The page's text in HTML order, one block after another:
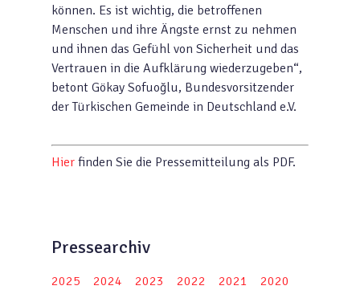
können. Es ist wichtig, die betroffenen
Menschen und ihre Ängste ernst zu nehmen
und ihnen das Gefühl von Sicherheit und das
Vertrauen in die Aufklärung wiederzugeben“,
betont Gökay Sofuoğlu, Bundesvorsitzender
der Türkischen Gemeinde in Deutschland e.V.
Hier finden Sie die Pressemitteilung als PDF.
Pressearchiv
2025 2024 2023 2022 2021
2020